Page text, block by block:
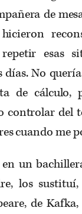
de
esas
días. No
de cálculo,
controlar del
cuando me
un
los
de